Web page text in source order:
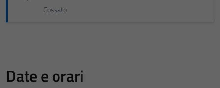
Cossato
Date e orari